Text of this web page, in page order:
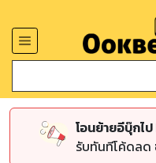
โอนย้ายอีบุ๊กไ
รับทันทีโค้ดลด